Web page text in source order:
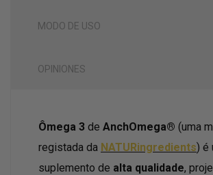
MODO DE USO
OPINIONES
Ômega 3 de AnchOmega® (uma
registada da NATURingredients) é
suplemento de alta qualidade,